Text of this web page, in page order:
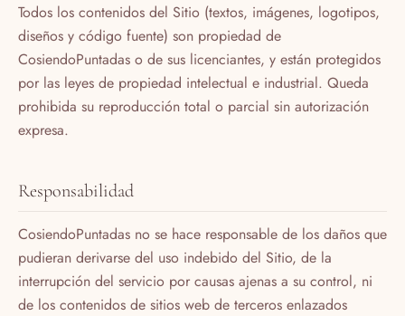
Todos los contenidos del Sitio (textos, imágenes, logotipos,
diseños y código fuente) son propiedad de
CosiendoPuntadas o de sus licenciantes, y están protegidos
por las leyes de propiedad intelectual e industrial. Queda
prohibida su reproducción total o parcial sin autorización
expresa.
Responsabilidad
CosiendoPuntadas no se hace responsable de los daños que
pudieran derivarse del uso indebido del Sitio, de la
interrupción del servicio por causas ajenas a su control, ni
de los contenidos de sitios web de terceros enlazados